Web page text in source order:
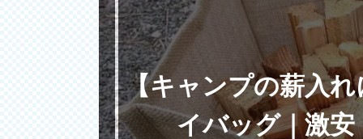
【キャンプの薪入
イバッグ｜激